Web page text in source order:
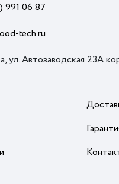
991 06 87
tech.ru
ул. Автозаводская 23А